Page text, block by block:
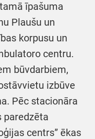
īpašuma
Plaušu un
korpusu un
centru.
būvdarbiem,
izbūve
Pēc stacionāra
paredzēta
centrs” ēkas